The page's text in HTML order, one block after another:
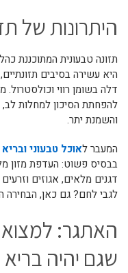
היתרונות של
תזונה טבעונית המתוכננת
היא עשירה בסיבים תזונתיים,
דלה בשומן רווי
והשמנת יתר.
המעבר לאוכל טבעוני ובריא
בבסיס פשוט: העדפת מזון
דגנים מלאים, אגוזים
לגבי לחם? גם כאן, הבחירה
האתגר:
שגם יהיה בריא